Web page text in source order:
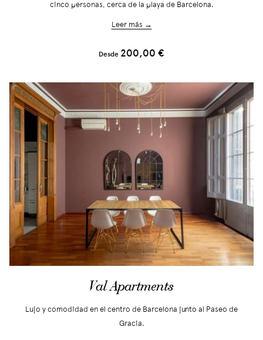
cinco personas, cerca de la playa de Barcelona.
Leer más →
Desde 200,00 €
Val Apartments
Lujo y comodidad en el centro de Barcelona junto al Paseo de
Gracia.